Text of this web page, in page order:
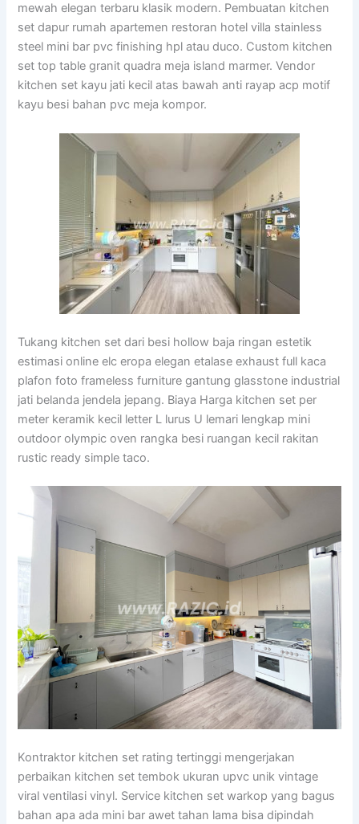
mewah elegan terbaru klasik modern. Pembuatan kitchen
set dapur rumah apartemen restoran hotel villa stainless
steel mini bar pvc finishing hpl atau duco. Custom kitchen
set top table granit quadra meja island marmer. Vendor
kitchen set kayu jati kecil atas bawah anti rayap acp motif
kayu besi bahan pvc meja kompor.
Tukang kitchen set dari besi hollow baja ringan estetik
estimasi online elc eropa elegan etalase exhaust full kaca
plafon foto frameless furniture gantung glasstone industrial
jati belanda jendela jepang. Biaya Harga kitchen set per
meter keramik kecil letter L lurus U lemari lengkap mini
outdoor olympic oven rangka besi ruangan kecil rakitan
rustic ready simple taco.
Kontraktor kitchen set rating tertinggi mengerjakan
perbaikan kitchen set tembok ukuran upvc unik vintage
viral ventilasi vinyl. Service kitchen set warkop yang bagus
bahan apa ada mini bar awet tahan lama bisa dipindah